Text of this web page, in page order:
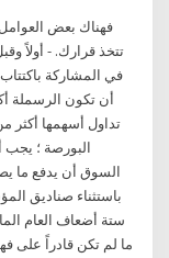
فهناك بعض
تتخذ قرارك. - أولاً
في المشاركة
البورصة ؛ يجب
السوق أن يدفع ما
باستثناء صناديق
ستة أضعاف العام
ما لم تكن قادراً على